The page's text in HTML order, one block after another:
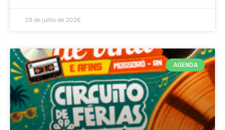
29 de julho de 2026
AGENDA